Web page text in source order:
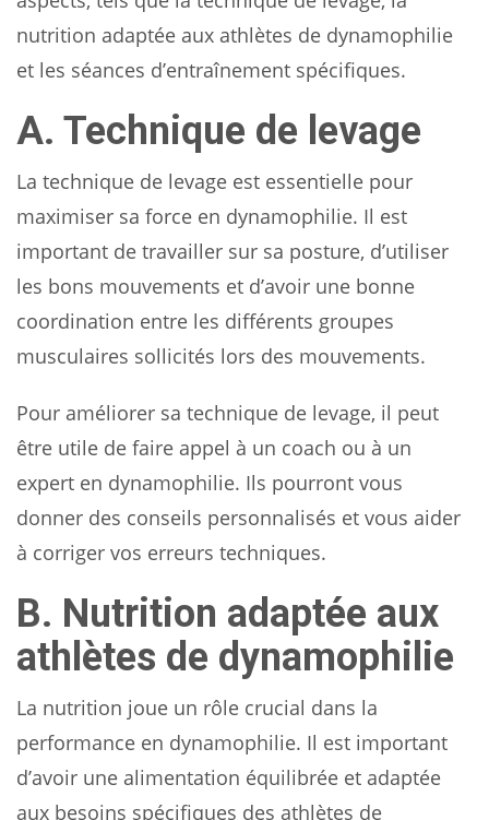
nutrition adaptée aux athlètes de dynamophilie
et les séances d’entraînement spécifiques.
A. Technique de levage
La technique de levage est essentielle pour
maximiser sa force en dynamophilie. Il est
important de travailler sur sa posture, d’utiliser
les bons mouvements et d’avoir une bonne
coordination entre les différents groupes
musculaires sollicités lors des mouvements.
Pour améliorer sa technique de levage, il peut
être utile de faire appel à un coach ou à un
expert en dynamophilie. Ils pourront vous
donner des conseils personnalisés et vous aider
à corriger vos erreurs techniques.
B. Nutrition adaptée aux
athlètes de dynamophilie
La nutrition joue un rôle crucial dans la
performance en dynamophilie. Il est important
d’avoir une alimentation équilibrée et adaptée
aux besoins spécifiques des athlètes de